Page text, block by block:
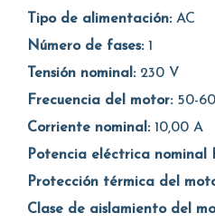
Tipo de alimentación: AC
Número de fases: 1
Tensión nominal: 230 V
Frecuencia del motor: 50-60
Corriente nominal: 10,00 A
Potencia eléctrica nominal
Protección térmica del
Clase de aislamiento del